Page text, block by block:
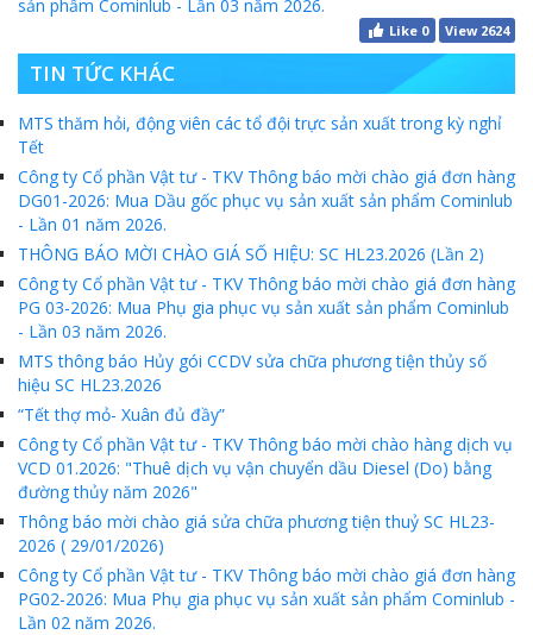
MTS -10 sự kiện nổi bật năm 2022
Bản tin số 358- Vinacomin news
Công ty CP Vật tư TKV quyết liệt phòng chống dịch đảm bảo cung ứng vật tư
TKV đẩy mạnh lộ trình tái cơ cấu
MTS - GIỚI THIỆU SẢN PHẨM COMINLUB HFS
MTS: 60 NĂM TIÊN PHONG KIẾN TẠO GIÁ TRỊ BỀN VỮNG
Video quy trình Bỏ phiếu Bầu cử sắp tới
MTS: KHÁNH THÀNH CỬA HÀNG XĂNG DẦU CẨM PHẢ
MTS: 5 NĂM - TỪ ĐẠI HỘI ĐẾN ĐẠI HỘI
Cách phòng chống covid-19 tại nơi làm việc
Sản phẩm dầu nhờn của Công ty CP Vật tư tạo ấn tượng tốt tại Lễ tổng kết
sản phẩm Cominlub - Lần 03 năm 2026.
Like 0 View 2624
TIN TỨC KHÁC
MTS thăm hỏi, động viên các tổ đội trực sản xuất trong kỳ nghỉ
Tết
Công ty Cổ phần Vật tư - TKV Thông báo mời chào giá đơn hàng
DG01-2026: Mua Dầu gốc phục vụ sản xuất sản phẩm Cominlub
- Lần 01 năm 2026.
THÔNG BÁO MỜI CHÀO GIÁ SỐ HIỆU: SC HL23.2026 (Lần 2)
Công ty Cổ phần Vật tư - TKV Thông báo mời chào giá đơn hàng
PG 03-2026: Mua Phụ gia phục vụ sản xuất sản phẩm Cominlub
- Lần 03 năm 2026.
MTS thông báo Hủy gói CCDV sửa chữa phương tiện thủy số
hiệu SC HL23.2026
“Tết thợ mỏ- Xuân đủ đầy”
Công ty Cổ phần Vật tư - TKV Thông báo mời chào hàng dịch vụ
VCD 01.2026: "Thuê dịch vụ vận chuyển dầu Diesel (Do) bằng
đường thủy năm 2026"
Thông báo mời chào giá sửa chữa phương tiện thuỷ SC HL23-
2026 ( 29/01/2026)
Công ty Cổ phần Vật tư - TKV Thông báo mời chào giá đơn hàng
PG02-2026: Mua Phụ gia phục vụ sản xuất sản phẩm Cominlub -
Lần 02 năm 2026.